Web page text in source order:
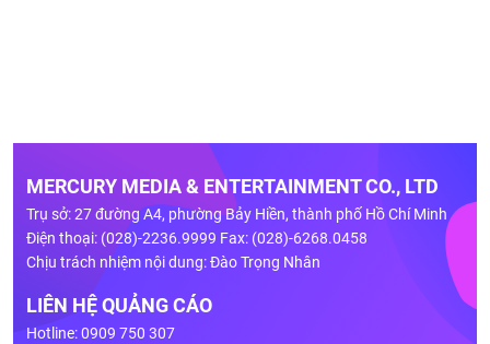
MERCURY MEDIA & ENTERTAINMENT CO., LTD
Trụ sở: 27 đường A4, phường Bảy Hiền, thành phố Hồ Chí Minh
Điện thoại: (028)-2236.9999 Fax: (028)-6268.0458
Chịu trách nhiệm nội dung: Đào Trọng Nhân
LIÊN HỆ QUẢNG CÁO
Hotline: 0909 750 307